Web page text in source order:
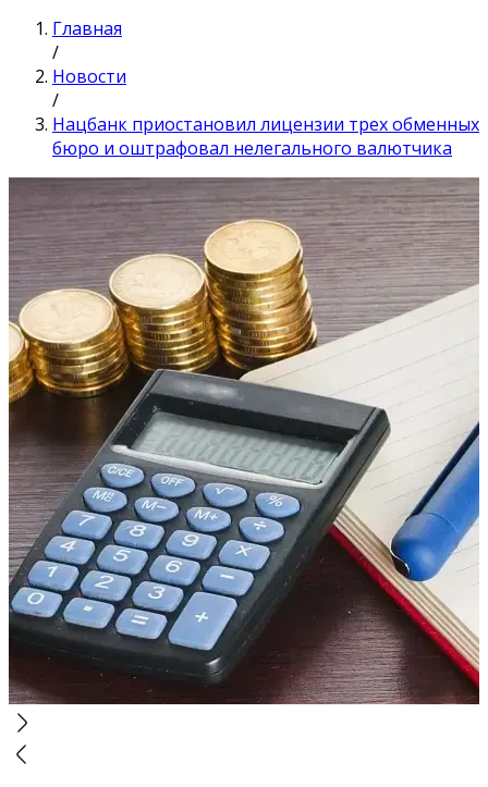
Главная
/
Новости
/
Нацбанк приостановил лицензии трех обменных
бюро и оштрафовал нелегального валютчика